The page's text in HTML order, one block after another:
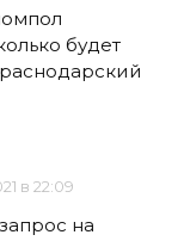
будет
в 22:09
на